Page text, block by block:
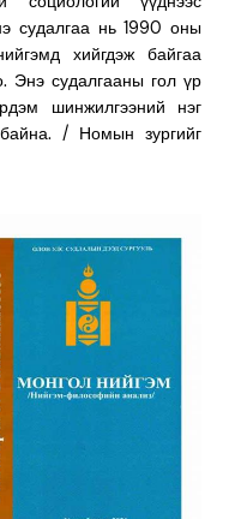
судалгаа нь 1990 оны
хийгдэж байгаа
Энэ судалгааны гол үр
шинжилгээний нэг
/ Номын зургийг